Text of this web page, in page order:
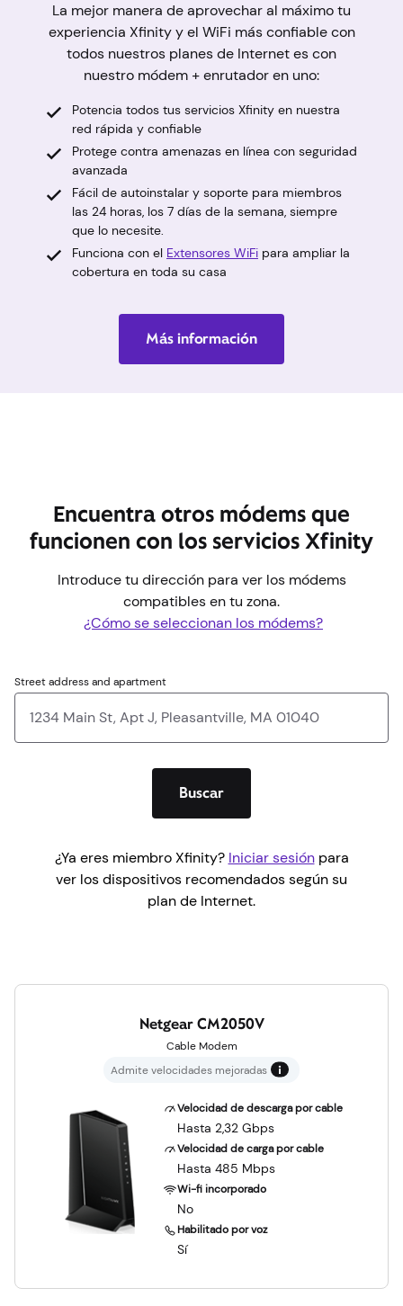
La mejor manera de aprovechar al máximo tu
experiencia Xfinity y el WiFi más confiable con
todos nuestros planes de Internet es con
nuestro módem + enrutador en uno:
Potencia todos tus servicios Xfinity en nuestra
red rápida y confiable
Protege contra amenazas en línea con seguridad
avanzada
Fácil de autoinstalar y soporte para miembros
las 24 horas, los 7 días de la semana, siempre
que lo necesite.
Funciona con el Extensores WiFi para ampliar la
cobertura en toda su casa
Más información
Encuentra otros módems que
funcionen con los servicios Xfinity
Introduce tu dirección para ver los módems
compatibles en tu zona.
¿Cómo se seleccionan los módems?
Street address and apartment
Buscar
¿Ya eres miembro Xfinity? Iniciar sesiónpara
ver los dispositivos recomendados según su
plan de Internet.
Netgear CM2050V
Cable Modem
Admite velocidades mejoradas
Velocidad de descarga por cable
Hasta 2,32 Gbps
Velocidad de carga por cable
Hasta 485 Mbps
Wi-fi incorporado
No
Habilitado por voz
Sí